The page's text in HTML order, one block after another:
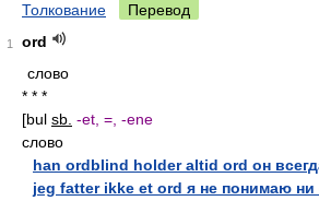
Толкование Перевод
1
ord
слово
* * *
[bul sb. -et, =, -ene
слово
han ordblind holder altid ord он
jeg fatter ikke et ord я не понимаю ни